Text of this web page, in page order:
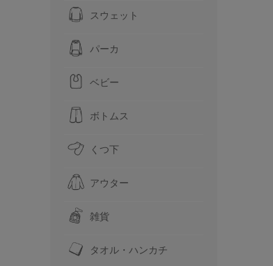
スウェット
パーカ
ベビー
ボトムス
くつ下
アウター
雑貨
タオル・ハンカチ